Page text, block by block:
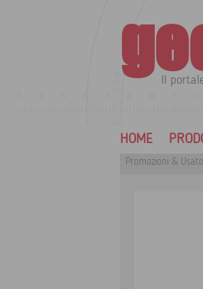
Il
HOME
Promozioni & Usato